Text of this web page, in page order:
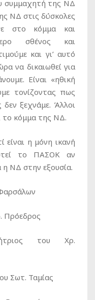
συμμαχητή της ΝΔ
ΝΔ στις δύσκολες
στο κόμμα και
σθένος και
και γι’ αυτό
να δικαιωθεί για
Είναι «ηθική
τονίζοντας πως
ξεχνάμε. Άλλοι
το κόμμα της ΝΔ.
είναι η μόνη ικανή
το ΠΑΣΟΚ αν
η ΝΔ στην εξουσία.
Πρόεδρος
του Χρ.
Σωτ. Ταμίας